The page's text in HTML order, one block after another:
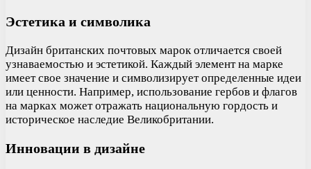
Эстетика и символика
Дизайн британских почтовых марок отличается своей
узнаваемостью и эстетикой. Каждый элемент на марке
имеет свое значение и символизирует определенные идеи
или ценности. Например, использование гербов и флагов
на марках может отражать национальную гордость и
историческое наследие Великобритании.
Инновации в дизайне